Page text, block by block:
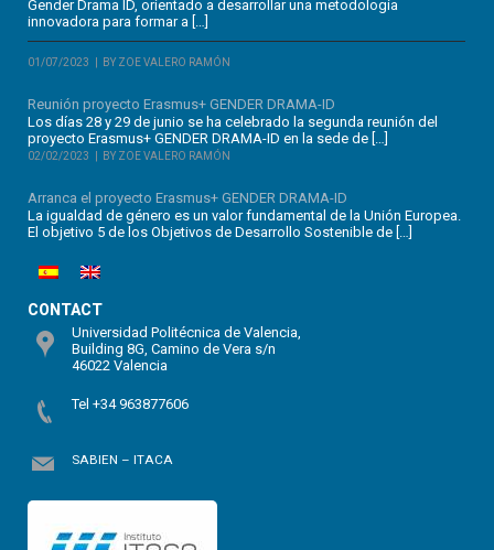
Gender Drama ID, orientado a desarrollar una metodología
innovadora para formar a […]
01/07/2023 BY ZOE VALERO RAMÓN
Reunión proyecto Erasmus+ GENDER DRAMA-ID
Los días 28 y 29 de junio se ha celebrado la segunda reunión del
proyecto Erasmus+ GENDER DRAMA-ID en la sede de […]
02/02/2023 BY ZOE VALERO RAMÓN
Arranca el proyecto Erasmus+ GENDER DRAMA-ID
La igualdad de género es un valor fundamental de la Unión Europea.
El objetivo 5 de los Objetivos de Desarrollo Sostenible de […]
CONTACT
Universidad Politécnica de Valencia,
Building 8G, Camino de Vera s/n
46022 Valencia
Tel +34 963877606
SABIEN – ITACA